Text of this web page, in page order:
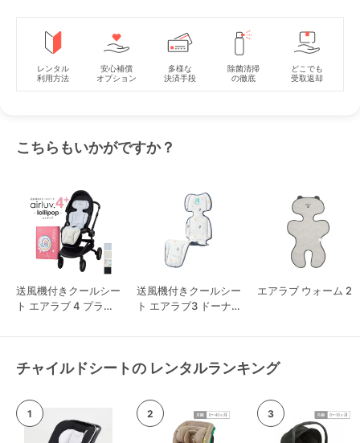
レンタル
利用方法
安心補償
オプション
多様な
決済手段
除菌清掃
の徹底
どこでも
受取返却
こちらもいかがですか？
送風機付きクールシー
ト エアラブ 4 プラス
送風機付きクールシー
ト エアラブ3 ドーナ
エアラブ ウォーム 2
チャイルドシートの レンタルランキング